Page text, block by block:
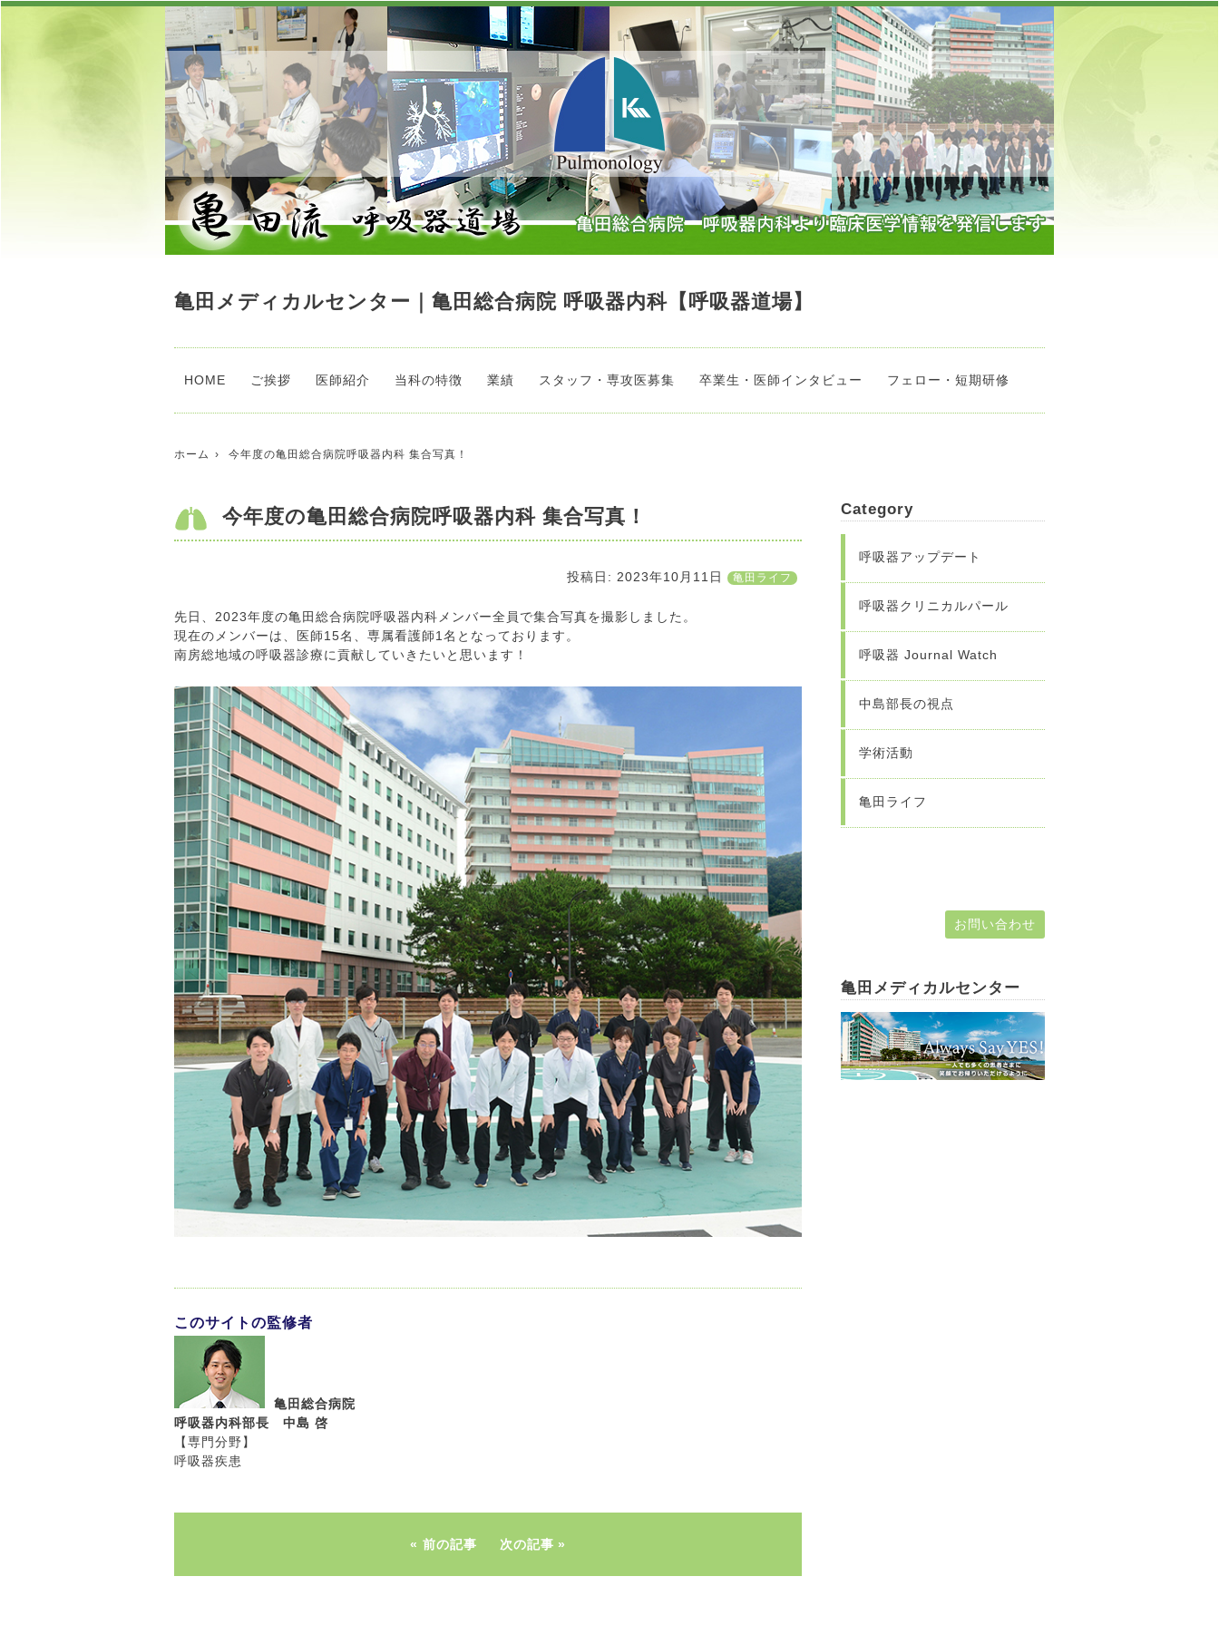
亀田メディカルセンター｜亀田総合病院 呼吸器内科【呼吸器道場】
HOME ご挨拶 医師紹介 当科の特徴 業績 スタッフ・専攻医募集 卒業生・医師インタビュー フェロー・短期研修
ホーム 今年度の亀田総合病院呼吸器内科 集合写真！
今年度の亀田総合病院呼吸器内科 集合写真！
投稿日: 2023年10月11日 亀田ライフ
先日、2023年度の亀田総合病院呼吸器内科メンバー全員で集合写真を撮影しました。
現在のメンバーは、医師15名、専属看護師1名となっております。
南房総地域の呼吸器診療に貢献していきたいと思います！
このサイトの監修者
亀田総合病院
呼吸器内科部長 中島 啓
【専門分野】
呼吸器疾患
前の記事 次の記事
Category
呼吸器アップデート
呼吸器クリニカルパール
呼吸器 Journal Watch
中島部長の視点
学術活動
亀田ライフ
お問い合わせ
亀田メディカルセンター